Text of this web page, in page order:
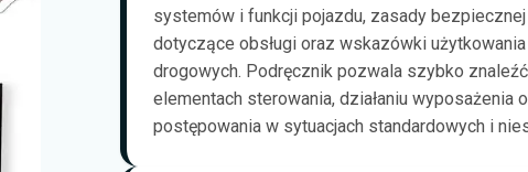
systemów i funkcji pojazdu, zasady
dotyczące obsługi oraz wskazówki
drogowych. Podręcznik pozwala szybko
elementach sterowania, działaniu wyposażenia
postępowania w sytuacjach standardowych i